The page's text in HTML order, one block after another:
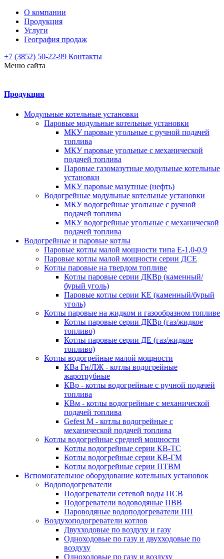
О компании
Продукция
Услуги
География продаж
+7 (3852) 50-22-99 Контакты
Меню сайта
Продукция
Модульные котельные установки
Паровые модульные котельные установки
МКУ паровые угольные с ручной подачей
топлива
МКУ паровые угольные с механической
подачей топлива
Паровые газомазутные модульные котельные
установки
МКУ паровые мазутные (нефть)
Водогрейные модульные котельные установки
МКУ водогрейные угольные с ручной
подачей топлива
МКУ водогрейные угольные с механической
подачей топлива
Водогрейные и паровые котлы
Паровые котлы малой мощности типа Е-1,0-0,9
Паровые котлы малой мощности серии ДСЕ
Котлы паровые на твердом топливе
Котлы паровые серии ДКВр (каменный/
бурый уголь)
Паровые котлы серии КЕ (каменный/бурый
уголь)
Котлы паровые на жидком и газообразном топливе
Котлы паровые серии ДКВр (газ/жидкое
топливо)
Котлы паровые серии ДЕ (газ/жидкое
топливо)
Котлы водогрейные малой мощности
КВа Гн/ЛЖ - котлы водогрейные
жаротрубные
КВр - котлы водогрейные с ручной подачей
топлива
КВм - котлы водогрейные с механической
подачей топлива
Gefest M - котлы водогрейные с
механической подачей топлива
Котлы водогрейные средней мощности
Котлы водогрейные серии КВ-ТС
Котлы водогрейные серии КВ-ГМ
Котлы водогрейные серии ПТВМ
Вспомогательное оборудование котельных установок
Водоподогреватели
Подогреватели сетевой воды ПСВ
Подогреватели водоводяные ПВВ
Пароводяные водоподогреватели ПП
Воздухоподогреватели котлов
Двухходовые по воздуху и газу
Одноходовые по газу и двухходовые по
воздуху
Одноходовые по газу и воздуху